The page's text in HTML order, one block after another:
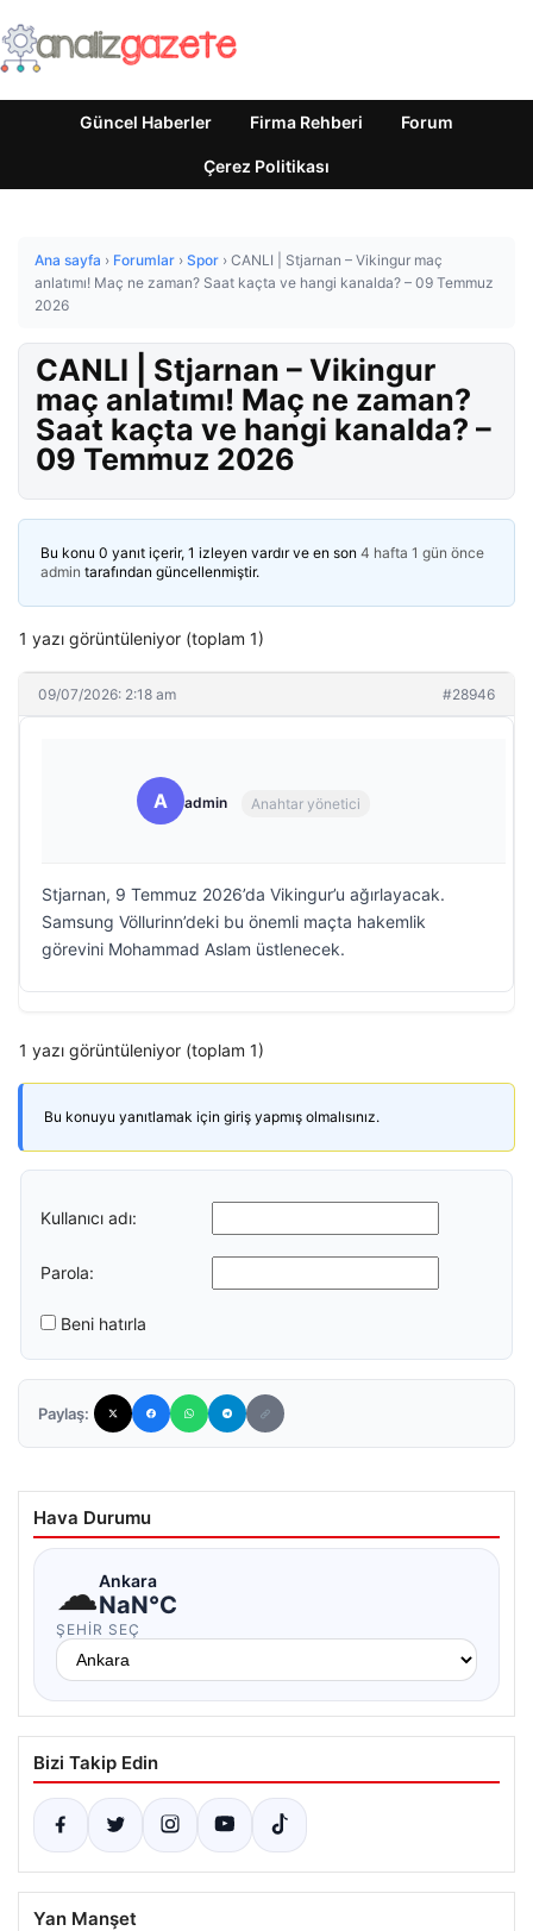
Güncel Haberler Firma Rehberi Forum
Çerez Politikası
Ana sayfa › Forumlar › Spor › CANLI | Stjarnan – Vikingur maç
anlatımı! Maç ne zaman? Saat kaçta ve hangi kanalda? – 09 Temmuz
2026
CANLI | Stjarnan – Vikingur
maç anlatımı! Maç ne zaman?
Saat kaçta ve hangi kanalda? –
09 Temmuz 2026
Bu konu 0 yanıt içerir, 1 izleyen vardır ve en son 4 hafta 1 gün önce
admin tarafından güncellenmiştir.
1 yazı görüntüleniyor (toplam 1)
09/07/2026: 2:18 am #28946
A admin Anahtar yönetici
Stjarnan, 9 Temmuz 2026’da Vikingur’u ağırlayacak.
Samsung Völlurinn’deki bu önemli maçta hakemlik
görevini Mohammad Aslam üstlenecek.
1 yazı görüntüleniyor (toplam 1)
Bu konuyu yanıtlamak için giriş yapmış olmalısınız.
Kullanıcı adı:
Parola:
Beni hatırla
Paylaş:
Hava Durumu
☁Ankara
NaN°C
ŞEHIR SEÇ
Bizi Takip Edin
Yan Manşet